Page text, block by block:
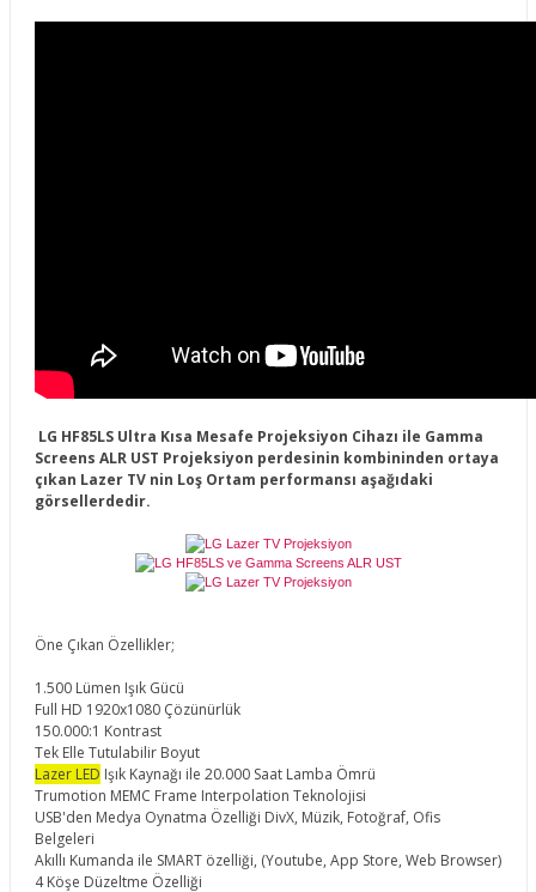
LG HF85LS Ultra Kısa Mesafe Projeksiyon Cihazı ile Gamma
Screens ALR UST Projeksiyon perdesinin kombininden ortaya
çıkan Lazer TV nin Loş Ortam performansı aşağıdaki
görsellerdedir.
Öne Çıkan Özellikler;
1.500 Lümen Işık Gücü
Full HD 1920x1080 Çözünürlük
150.000:1 Kontrast
Tek Elle Tutulabilir Boyut
Lazer LED Işık Kaynağı ile 20.000 Saat Lamba Ömrü
Trumotion MEMC Frame Interpolation Teknolojisi
USB'den Medya Oynatma Özelliği DivX, Müzik, Fotoğraf, Ofis
Belgeleri
Akıllı Kumanda ile SMART özelliği, (Youtube, App Store, Web Browser)
4 Köşe Düzeltme Özelliği